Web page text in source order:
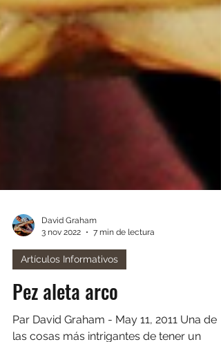
David Graham
3 nov 2022
7 min de lectura
Artículos Informativos
Pez aleta arco